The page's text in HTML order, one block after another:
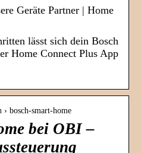
Geräte Partner | Home
lässt sich dein Bosch
Home Connect Plus App
bosch-smart-home
bei OBI –